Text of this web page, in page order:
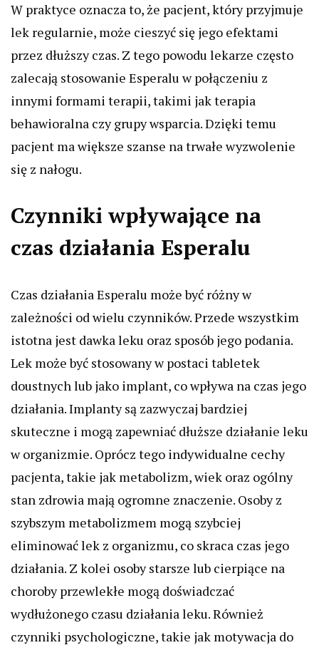
W praktyce oznacza to, że pacjent, który przyjmuje
lek regularnie, może cieszyć się jego efektami
przez dłuższy czas. Z tego powodu lekarze często
zalecają stosowanie Esperalu w połączeniu z
innymi formami terapii, takimi jak terapia
behawioralna czy grupy wsparcia. Dzięki temu
pacjent ma większe szanse na trwałe wyzwolenie
się z nałogu.
Czynniki wpływające na
czas działania Esperalu
Czas działania Esperalu może być różny w
zależności od wielu czynników. Przede wszystkim
istotna jest dawka leku oraz sposób jego podania.
Lek może być stosowany w postaci tabletek
doustnych lub jako implant, co wpływa na czas jego
działania. Implanty są zazwyczaj bardziej
skuteczne i mogą zapewniać dłuższe działanie leku
w organizmie. Oprócz tego indywidualne cechy
pacjenta, takie jak metabolizm, wiek oraz ogólny
stan zdrowia mają ogromne znaczenie. Osoby z
szybszym metabolizmem mogą szybciej
eliminować lek z organizmu, co skraca czas jego
działania. Z kolei osoby starsze lub cierpiące na
choroby przewlekłe mogą doświadczać
wydłużonego czasu działania leku. Również
czynniki psychologiczne, takie jak motywacja do